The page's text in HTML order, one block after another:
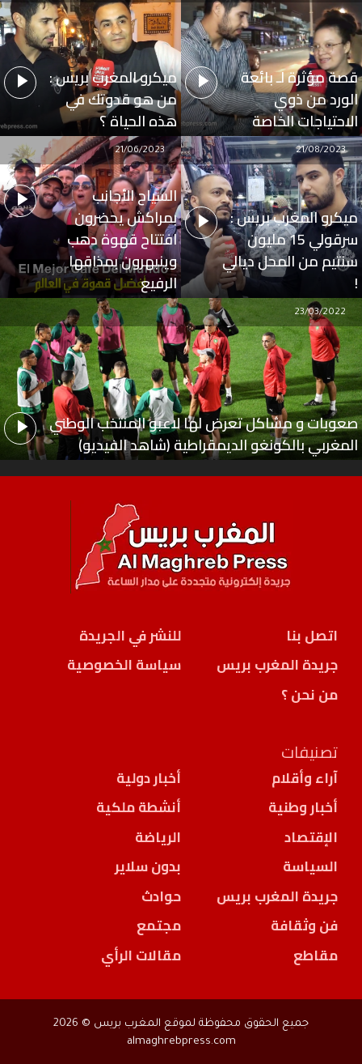
قصة مؤثرة لـ بائعة
الورد من ذوي
الاحتياجات الخاصة
ميكرو المغرب بريس :
من هو قدوتك في
هذه الحياة ؟
ميكرو المغرب بريس :
سرقولي 15 مليون
سنتيم من المحل ديالي
!
21/08/2023
السياح الأجانب
بمراكش يحضرون
افتتاح قهوة دهب
وينبهرون بمذاقها
الرفيع
21/06/2023
صعوبات و مشاكل تعرض لها لاعبو المنتخب الوطني
المغربي بالكونغو الديمقراطية (شاهد الفيديو)
23/03/2022
اتصل بنا
للنشر في الجريدة
جريدة المغرب بريس
سياسة الخصوصية
من نحن ؟
تصنيفات
آراء وأقلام
أخبار دولية
أخبار وطنية
أنشطة ملكية
الإقتصاد
الرياضة
السياسة
بدون سلاير
جريدة المغرب بريس
حوادث
فن وثقافة
مجتمع
مقاطع
مقالات الرأي
جميع الحقوق محفوظة لموقع المغرب بريس © 2026
almaghrebpress.com